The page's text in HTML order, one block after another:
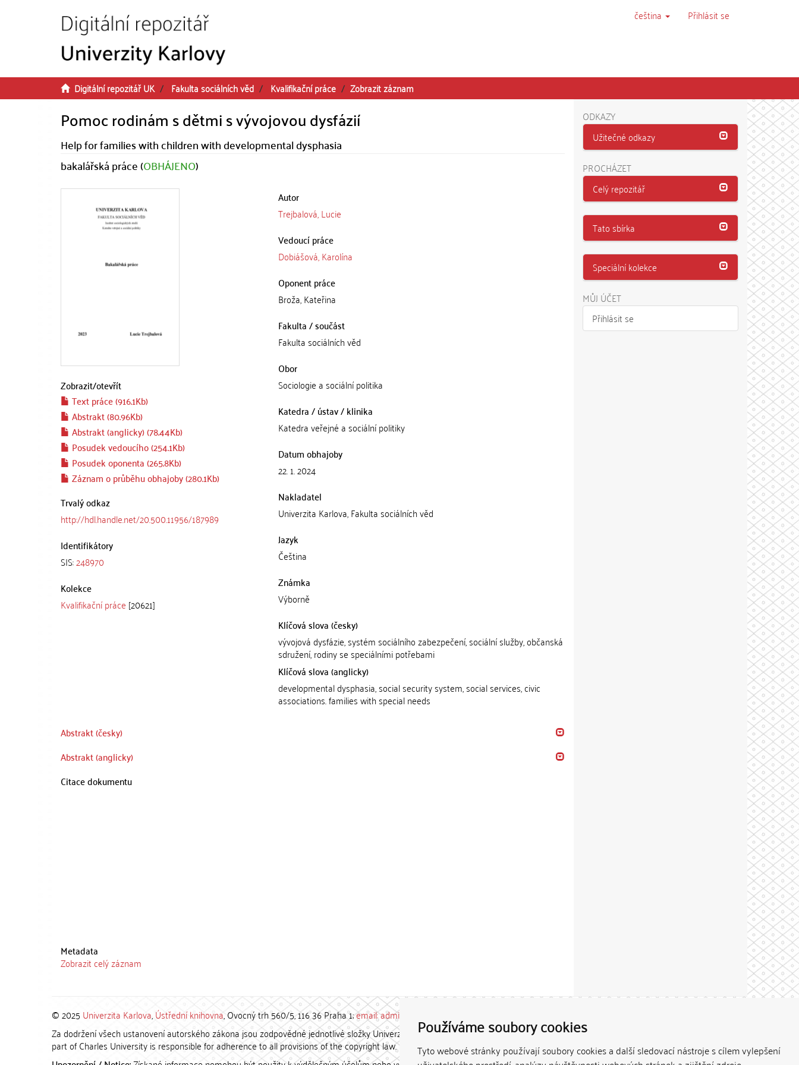
Používáme soubory cookies
Tyto webové stránky používají soubory cookies a další sledovací nástroje s cílem vylepšení
čeština Přihlásit se
Digitální repozitář UK Fakulta sociálních věd Kvalifikační práce Zobrazit záznam
Pomoc rodinám s dětmi s vývojovou dysfázií
Help for families with children with developmental dysphasia
bakalářská práce (OBHÁJENO)
Zobrazit/otevřít
Text práce (916.1Kb)
Abstrakt (80.96Kb)
Abstrakt (anglicky) (78.44Kb)
Posudek vedoucího (254.1Kb)
Posudek oponenta (265.8Kb)
Záznam o průběhu obhajoby (280.1Kb)
Trvalý odkaz
http://hdl.handle.net/20.500.11956/187989
Identifikátory
SIS:248970
Kolekce
Kvalifikační práce [20621]
Autor
Trejbalová, Lucie
Vedoucí práce
Dobiášová, Karolína
Oponent práce
Broža, Kateřina
Fakulta / součást
Fakulta sociálních věd
Obor
Sociologie a sociální politika
Katedra / ústav / klinika
Katedra veřejné a sociální politiky
Datum obhajoby
22. 1. 2024
Nakladatel
Univerzita Karlova, Fakulta sociálních věd
Jazyk
Čeština
Známka
Výborně
Klíčová slova (česky)
vývojová dysfázie, systém sociálního zabezpečení, sociální služby, občanská
sdružení, rodiny se speciálními potřebami
Klíčová slova (anglicky)
developmental dysphasia, social security system, social services, civic
associations. families with special needs
Abstrakt (česky)
Abstrakt (anglicky)
Citace dokumentu
Metadata
Zobrazit celý záznam
ODKAZY
Užitečné odkazy
PROCHÁZET
Celý repozitář
Tato sbírka
Speciální kolekce
MŮJ ÚČET
Přihlásit se
© 2025 Univerzita Karlova,Ústřední knihovna, Ovocný trh 560/5, 116 36 Praha 1;email: admin-repozitar [at] cuni.cz
Za dodržení všech ustanovení autorského zákona jsou zodpovědné jednotlivé složky Univerzity Karlovy. / Each constituent
part of Charles University is responsible for adherence to all provisions of the copyright law.